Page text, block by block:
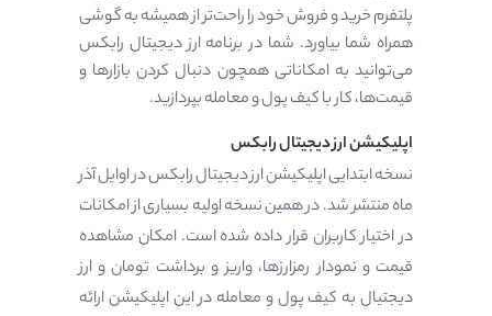
پلتفرم خرید و فروش خود را راحت‌تر از همیشه به گوشی
همراه شما بیاورد. شما در برنامه ارز دیجیتال رابکس
می‌توانید به امکاناتی همچون دنبال کردن بازارها و
قیمت‌ها، کار با کیف پول و معامله بپردازید.
اپلیکیشن ارز دیجیتال رابکس
نسخه ابتدایی اپلیکیشن ارز دیجیتال رابکس در اوایل آذر
ماه منتشر شد. در همین نسخه اولیه بسیاری از امکانات
در اختیار کاربران قرار داده شده است. امکان مشاهده
قیمت و نمودار رمزارزها، واریز و برداشت تومان و ارز
دیجتیال به کیف پول و معامله در این اپلیکیشن ارائه